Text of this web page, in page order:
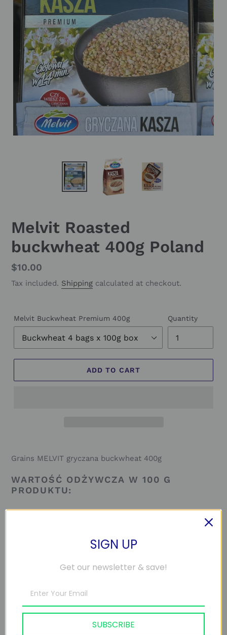
Melvit Roasted
buckwheat 400g Poland
Regular
price
$10.00
Tax included. Shipping calculated at checkout.
Melvit Buckwheat Premium 400g Quantity
ADD TO CART
Grains MELVIT gryczana buckwheat 400g
WARTOŚĆ ODŻYWCZA W 100 G
PRODUKTU:
0 g
OPIS:
SIGN UP
Get our newsletter & save!
SUBSCRIBE